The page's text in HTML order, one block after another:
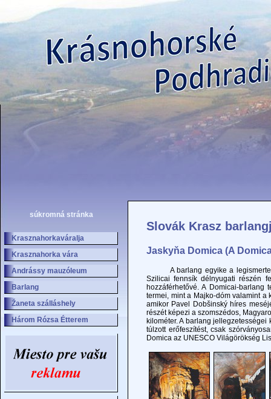
súkromná stránka
Krasznahorkaváralja
Krasznahorka vára
Andrássy mauzóleum
Barlang
Žaneta szálláshely
Három Rózsa Étterem
Slovák Krasz
Jaskyňa Domica (A
A barlang egyike a legismertebb
Szilicai fennsík délnyugati részén
hozzáférhetővé. A Domicai-
termei, mint a Majko-dóm valamint a
amikor Pavel Dobšinský híres
részét képezi a szomszédos,
kilométer. A barlang
túlzott erőfeszítést, csak
Domica az UNESCO Világörökség